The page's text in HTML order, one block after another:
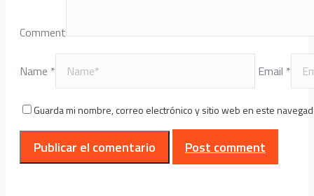
Comment
Name * Email *
Guarda mi nombre, correo electrónico y sitio web en este
Post comment